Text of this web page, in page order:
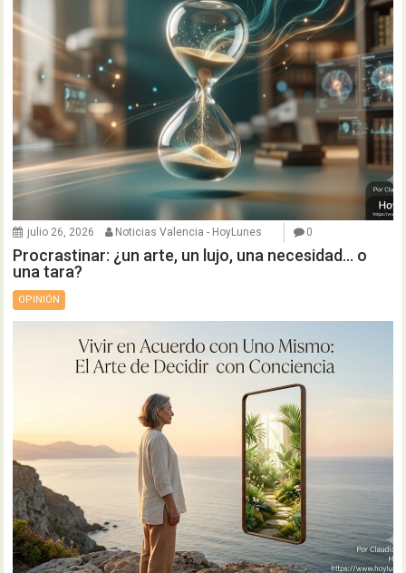
julio 26, 2026 Noticias Valencia - HoyLunes 0
Procrastinar: ¿un arte, un lujo, una necesidad… o
una tara?
OPINIÓN